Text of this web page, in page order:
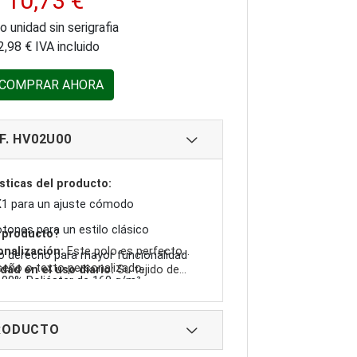
unidad sin serigrafia
€ IVA incluido
AHORA
HV02U00
del producto:
para un ajuste cómodo
para un estilo clásico
derecho para mayor funcionalidad
Poliéster de 160 g/m²
Este polo es perfecto
o texto personalizado,
destaque en cualquier ocasión.
en el uso diario:Su tejido de
garantizan una prenda
el día a día.